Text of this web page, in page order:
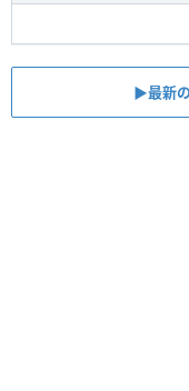
▶最新